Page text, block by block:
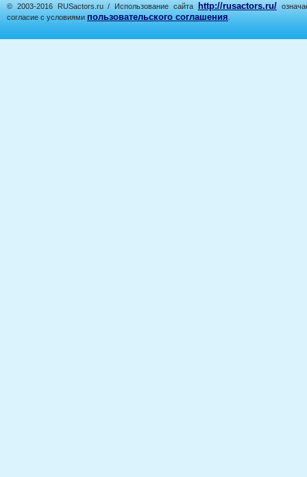
© 2003-2016 RUSactors.ru / Использование сайта http://rusactors.ru/
согласие с условиями пользовательского соглашения